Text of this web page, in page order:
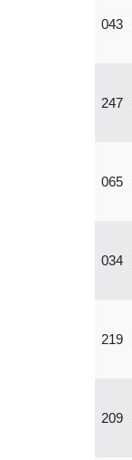
043
247
065
034
219
209